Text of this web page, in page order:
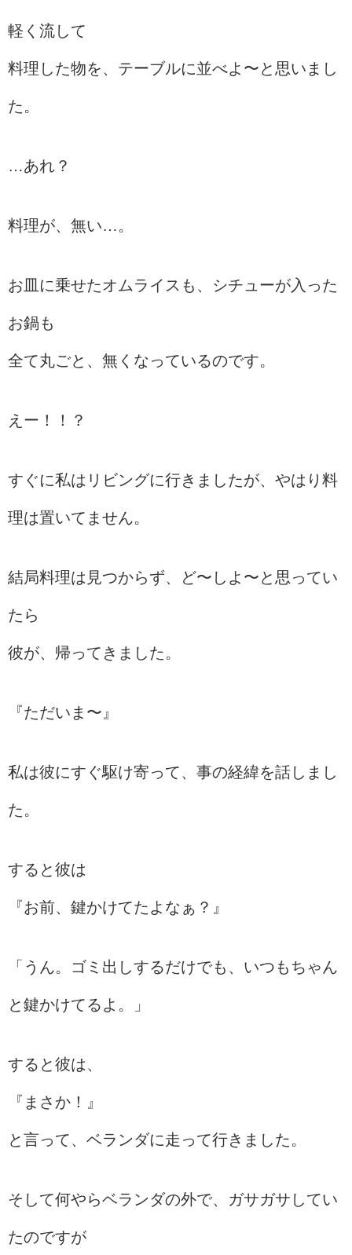
軽く流して
料理した物を、テーブルに並べよ〜と思いまし
た。
…あれ？
料理が、無い…。
お皿に乗せたオムライスも、シチューが入った
お鍋も
全て丸ごと、無くなっているのです。
えー！！？
すぐに私はリビングに行きましたが、やはり料
理は置いてません。
結局料理は見つからず、ど〜しよ〜と思ってい
たら
彼が、帰ってきました。
『ただいま〜』
私は彼にすぐ駆け寄って、事の経緯を話しまし
た。
すると彼は
『お前、鍵かけてたよなぁ？』
「うん。ゴミ出しするだけでも、いつもちゃん
と鍵かけてるよ。」
すると彼は、
『まさか！』
と言って、ベランダに走って行きました。
そして何やらベランダの外で、ガサガサしてい
たのですが